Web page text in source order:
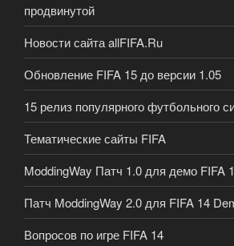
продвинутой
Новости сайта allFIFA.Ru
Обновление FIFA 15 до версии 1.05
15 релиз популярного футбольного
Тематические сайты FIFA
ModdingWay Патч 1.0 для демо FIFA
Патч ModdingWay 2.0 для FIFA 14
Вопросов по игре FIFA 14